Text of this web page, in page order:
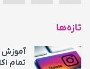
تازه‌ها
آموزش
تمام